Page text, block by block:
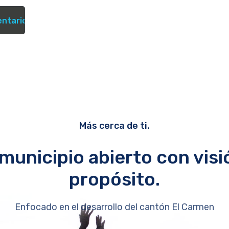
Más cerca de ti.
abierto con
propósito.
Enfocado en el desarrollo del cantón El Carmen